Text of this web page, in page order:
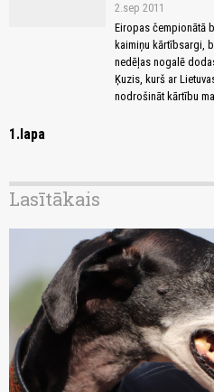
2.sep 2011
Eiropas čempionātā
kaimiņu kārtībsargi,
nedēļas nogalē
Ķuzis, kurš ar
nodrošināt kārtību
1.lapa
Lasītākais